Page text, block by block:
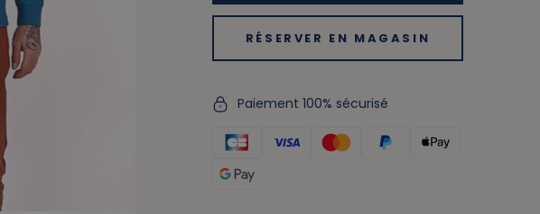
RÉSERVER EN MAGASIN
Paiement 100% sécurisé